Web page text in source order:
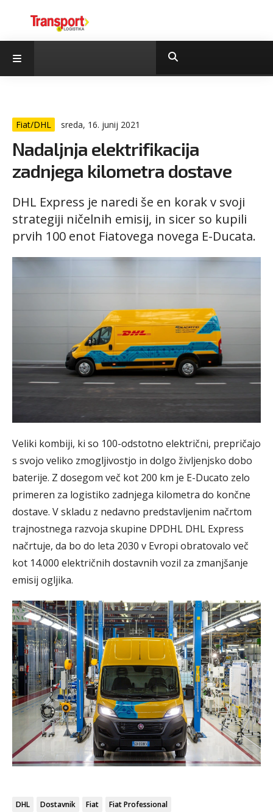
Fiat/DHL sreda, 16. junij 2021
Nadaljnja elektrifikacija
zadnjega kilometra dostave
DHL Express je naredi še en korak v svoji
strategiji ničelnih emisij, in sicer so kupili
prvih 100 enot Fiatovega novega E-Ducata.
Veliki kombiji, ki so 100-odstotno električni, prepričajo
s svojo veliko zmogljivostjo in dolgo življenjsko dobo
baterije. Z dosegom več kot 200 km je E-Ducato zelo
primeren za logistiko zadnjega kilometra do končne
dostave. V skladu z nedavno predstavljenim načrtom
trajnostnega razvoja skupine DPDHL DHL Express
načrtuje, da bo do leta 2030 v Evropi obratovalo več
kot 14.000 električnih dostavnih vozil za zmanjšanje
emisij ogljika.
DHL Dostavnik Fiat
Fiat Professional